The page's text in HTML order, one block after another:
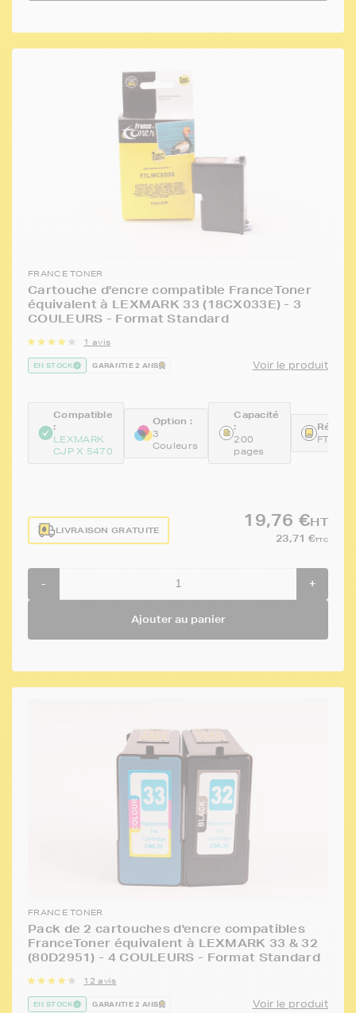
FRANCE TONER
Cartouche d'encre compatible FranceToner
équivalent à LEXMARK 33 (18CX033E) - 3
COULEURS - Format Standard
1 avis
EN STOCK GARANTIE 2 ANS Voir le produit
Compatible
:
LEXMARK
CJP X 5470
Option :
3
Couleurs
Capacité
:
200
pages
LIVRAISON GRATUITE
19,76 €HT
23,71 €TTC
- +
Ajouter au panier
FRANCE TONER
Pack de 2 cartouches d'encre compatibles
FranceToner équivalent à LEXMARK 33 & 32
(80D2951) - 4 COULEURS - Format Standard
12 avis
EN STOCK GARANTIE 2 ANS Voir le produit